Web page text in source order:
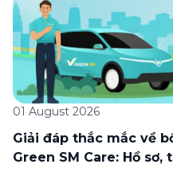
01 August 2026
Giải đáp thắc mắc về
Green SM Care: Hồ